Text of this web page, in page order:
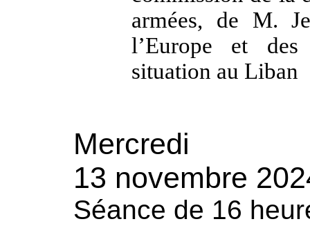
armées, de M.
l’Europe et
situation au Liban
Mercredi
13 novembre
Séance de 16